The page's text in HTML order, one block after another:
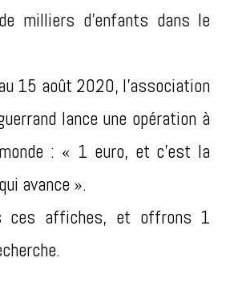
milliers d’enfants dans le
15 août 2020, l’association
lance une opération à
: « 1 euro, et c’est la
avance ».
ces affiches, et offrons 1